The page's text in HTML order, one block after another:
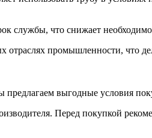
службы, что снижает
отраслях промышленности, что
выгодные условия
Перед покупкой